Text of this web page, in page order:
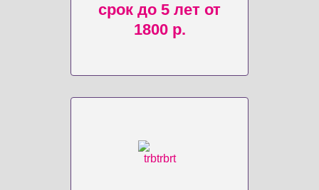
срок до 5 лет от
1800 р.